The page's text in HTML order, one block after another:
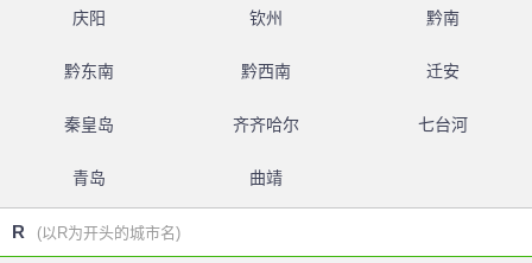
庆阳 钦州 黔南
黔东南 黔西南 迁安
秦皇岛 齐齐哈尔 七台河
青岛 曲靖
R (以R为开头的城市名)